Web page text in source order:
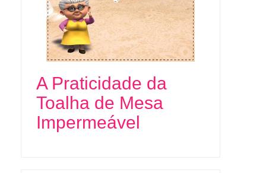
A Praticidade da
Toalha de Mesa
Impermeável